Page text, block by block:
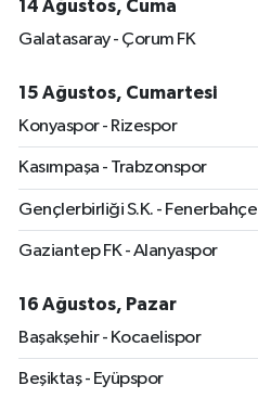
14 Ağustos, Cuma
Galatasaray - Çorum FK
15 Ağustos, Cumartesi
Konyaspor - Rizespor
Kasımpaşa - Trabzonspor
Gençlerbirliği S.K. - Fenerbahçe
Gaziantep FK - Alanyaspor
16 Ağustos, Pazar
Başakşehir - Kocaelispor
Beşiktaş - Eyüpspor